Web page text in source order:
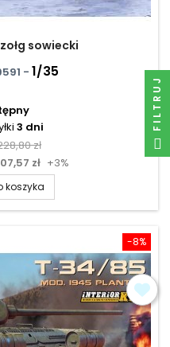
sowiecki
- 1/35
3 dni
zł
zł +3%
koszyka
-8%
FILTRUJ